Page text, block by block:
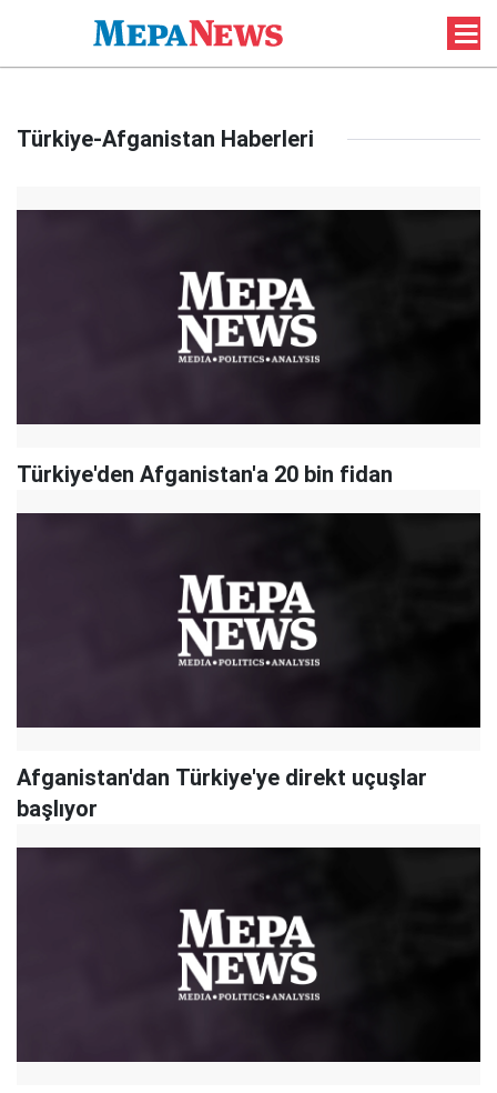
Türkiye-Afganistan Haberleri
Türkiye'den Afganistan'a 20 bin fidan
Afganistan'dan Türkiye'ye direkt uçuşlar
başlıyor